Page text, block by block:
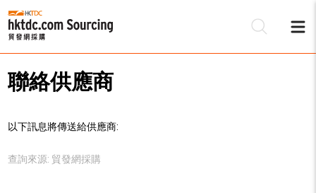
聯絡供應商
以下訊息將傳送給供應商:
查詢來源: 貿發網採購